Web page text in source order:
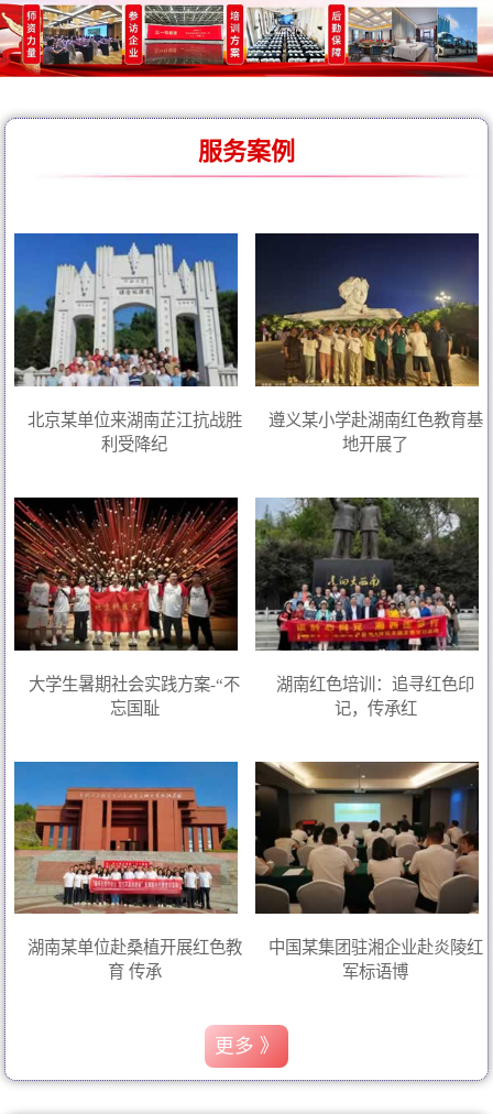
服务案例
北京某单位来湖南芷江抗战胜
利受降纪
遵义某小学赴湖南红色教育基
地开展了
大学生暑期社会实践方案-“不
忘国耻
湖南红色培训：追寻红色印
记，传承红
湖南某单位赴桑植开展红色教
育 传承
中国某集团驻湘企业赴炎陵红
军标语博
更多 》